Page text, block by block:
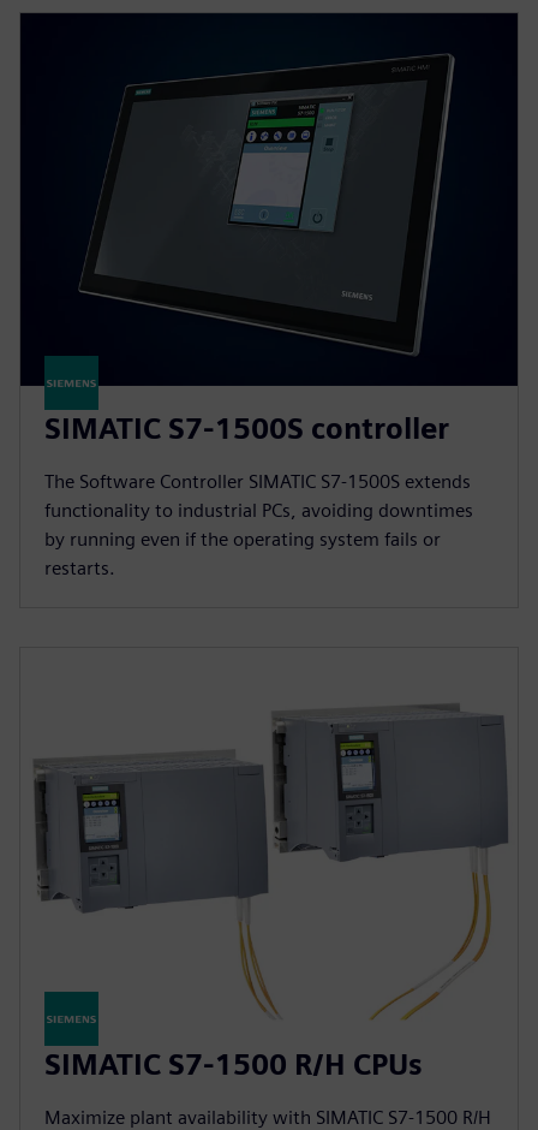
SIMATIC S7-1500S controller
The Software Controller SIMATIC S7-1500S extends
functionality to industrial PCs, avoiding downtimes
by running even if the operating system fails or
restarts.
SIMATIC S7-1500 R/H CPUs
Maximize plant availability with SIMATIC S7-1500 R/H